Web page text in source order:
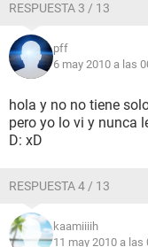
RESPUESTA 3 / 13
pff
6 may 2010 a las
hola y no no tiene
pero yo lo vi y nunca
D: xD
RESPUESTA 4 / 13
kaamiiiih
11 may 2010 a las